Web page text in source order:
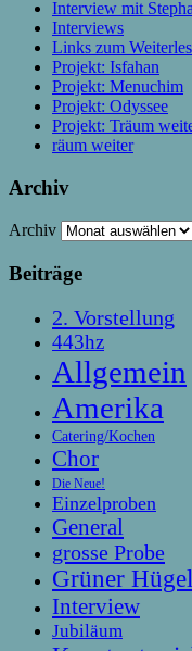
Interview mit
Interviews
Links zum
Projekt: Isfahan
Projekt: Menuchim
Projekt: Odyssee
Projekt: Träum
räum weiter
Archiv
Archiv
Beiträge
2. Vorstellung
443hz
Allgemein
Amerika
Catering/Kochen
Chor
Die Neue!
Einzelproben
General
grosse Probe
Grüner Hügel
Interview
Jubiläum